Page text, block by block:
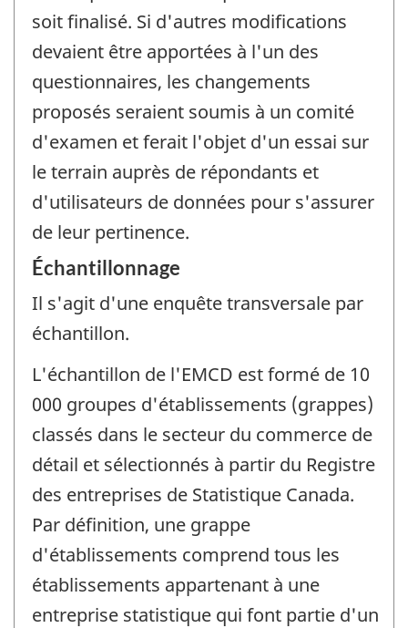
soit finalisé. Si d'autres modifications
devaient être apportées à l'un des
questionnaires, les changements
proposés seraient soumis à un comité
d'examen et ferait l'objet d'un essai sur
le terrain auprès de répondants et
d'utilisateurs de données pour s'assurer
de leur pertinence.
Échantillonnage
Il s'agit d'une enquête transversale par
échantillon.
L'échantillon de l'EMCD est formé de 10
000 groupes d'établissements (grappes)
classés dans le secteur du commerce de
détail et sélectionnés à partir du Registre
des entreprises de Statistique Canada.
Par définition, une grappe
d'établissements comprend tous les
établissements appartenant à une
entreprise statistique qui font partie d'un